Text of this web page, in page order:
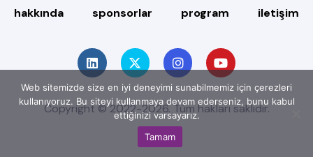
hakkında sponsorlar program iletişim
Copyright © 2022-2026. Tüm hakları saklıdır.
Web sitemizde size en iyi deneyimi sunabilmemiz için çerezleri
kullanıyoruz. Bu siteyi kullanmaya devam ederseniz, bunu kabul
ettiğinizi varsayarız.
Tamam